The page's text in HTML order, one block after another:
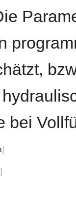
bei